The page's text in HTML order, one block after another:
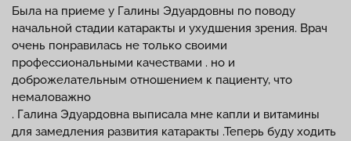
Была на приеме у Галины Эдуардовны по поводу
начальной стадии катаракты и ухудшения зрения. Врач
очень понравилась не только своими
профессиональными качествами . но и
доброжелательным отношением к пациенту, что
немаловажно
. Галина Эдуардовна выписала мне капли и витамины
для замедления развития катаракты .Теперь буду ходить